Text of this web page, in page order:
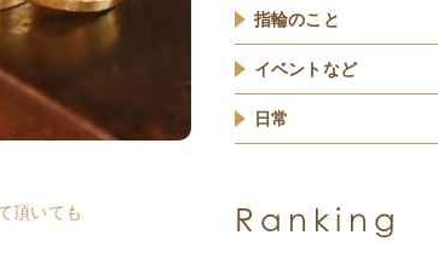
頂いても
指輪のこと
イベントなど
日常
Ranking